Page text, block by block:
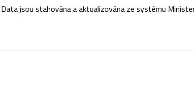
jsou stahována a aktualizována ze systému